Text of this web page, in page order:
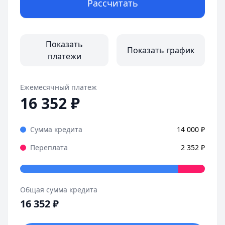
Оформила займ в MoneyMan за пару минут, все
Страницы отзывов:
Рассчитать
Показать
платежи
Показать график
Ежемесячный платеж
16 352₽
Сумма кредита 14 000 ₽
Переплата
2 352 ₽
Общая сумма кредита
16 352₽